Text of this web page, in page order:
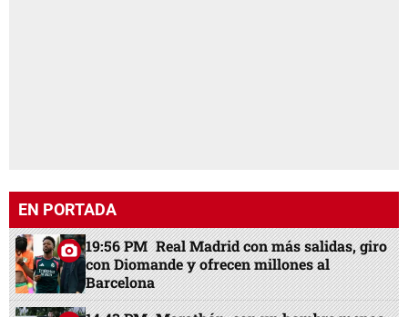
EN PORTADA
19:56 PM Real Madrid con más salidas, giro
con Diomande y ofrecen millones al
Barcelona